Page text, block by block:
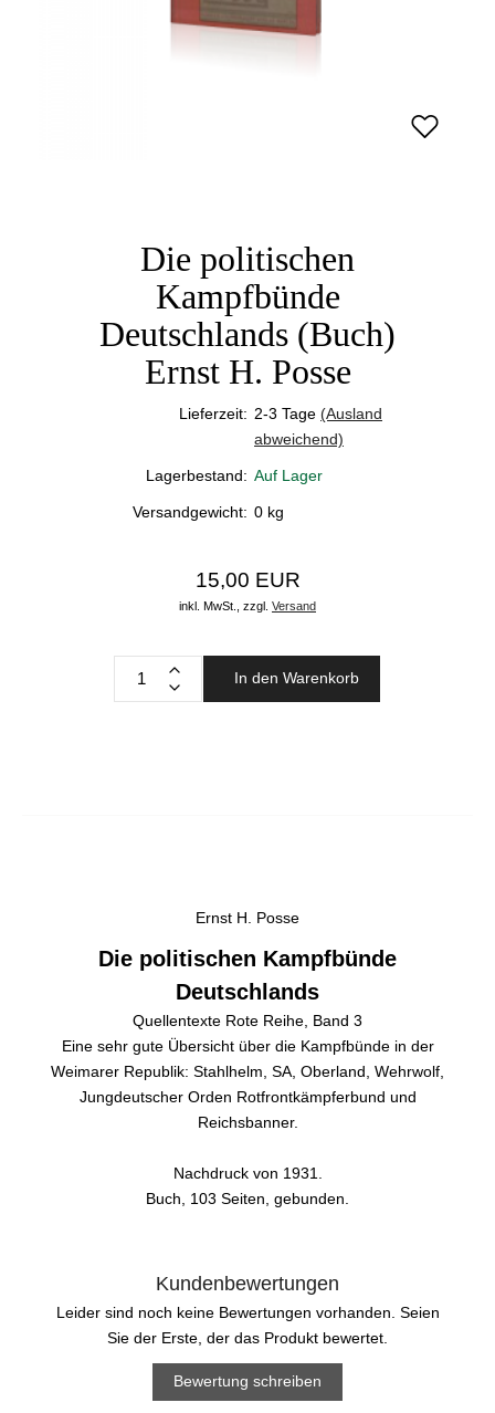
Die politischen
Kampfbünde
Deutschlands (Buch)
Ernst H. Posse
Lieferzeit: 2-3 Tage (Ausland
abweichend)
Lagerbestand: Auf Lager
Versandgewicht: 0 kg
15,00 EUR
inkl. MwSt., zzgl. Versand
In den Warenkorb
Ernst H. Posse
Die politischen Kampfbünde
Deutschlands
Quellentexte Rote Reihe, Band 3
Eine sehr gute Übersicht über die Kampfbünde in der
Weimarer Republik: Stahlhelm, SA, Oberland, Wehrwolf,
Jungdeutscher Orden Rotfrontkämpferbund und
Reichsbanner.
Nachdruck von 1931.
Buch, 103 Seiten, gebunden.
Kundenbewertungen
Leider sind noch keine Bewertungen vorhanden. Seien
Sie der Erste, der das Produkt bewertet.
Bewertung schreiben